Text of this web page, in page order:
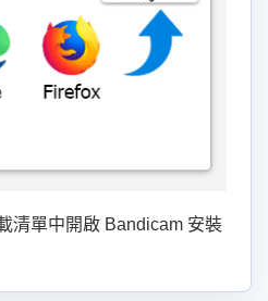
清單中開啟 Bandicam 安裝